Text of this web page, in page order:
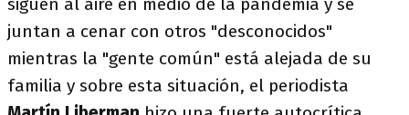
juntan a cenar con otros "desconocidos"
mientras la "gente común" está alejada de su
familia y sobre esta situación, el periodista